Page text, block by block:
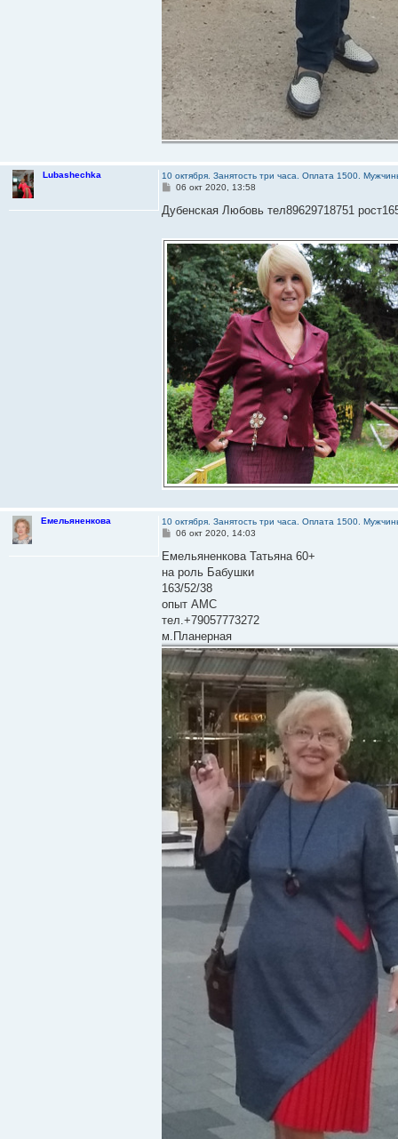
Lubashechka
10 октября. Занятость три часа. Оплата 1500.
С
о
б
е
н
и
е
06 окт 2020, 13:58
Дубенская Любовь тел89629718751
Емельяненкова
10 октября. Занятость три часа. Оплата 1500.
С
о
щ
е
и
е
06 окт 2020, 14:03
Емельяненкова Татьяна 60+
на роль Бабушки
163/52/38
опыт АМС
тел.+79057773272
м.Планерная